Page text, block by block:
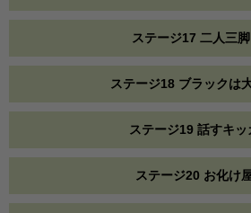
ステージ17 二人三
ステージ18 ブラックは
ステージ19 話すキッ
ステージ20 お化け